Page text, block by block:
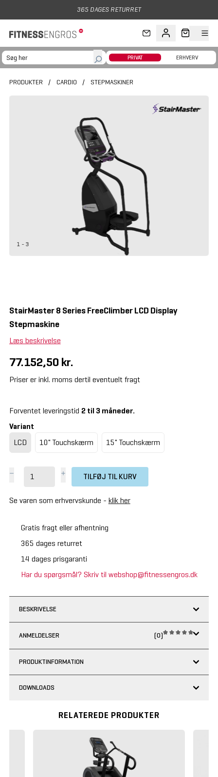
365 DAGES RETURRET
PRIVAT ERHVERV
PRODUKTER / CARDIO / STEPMASKINER
1 - 3
StairMaster 8 Series FreeClimber LCD Display
Stepmaskine
Læs beskrivelse
77.152,50 kr.
Priser er inkl. moms dertil eventuelt fragt
Forventet leveringstid 2 til 3 måneder.
Variant
LCD
10" Touchskærm 15" Touchskærm
TILFØJ TIL KURV
Se varen som erhvervskunde - klik her
Gratis fragt eller afhentning
365 dages returret
14 dages prisgaranti
Har du spørgsmål? Skriv til webshop@fitnessengros.dk
BESKRIVELSE
ANMELDELSER (0)
PRODUKTINFORMATION
DOWNLOADS
RELATEREDE PRODUKTER